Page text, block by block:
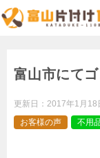
富山市にて
更新日： 2017年1月18
お客様の声
不用